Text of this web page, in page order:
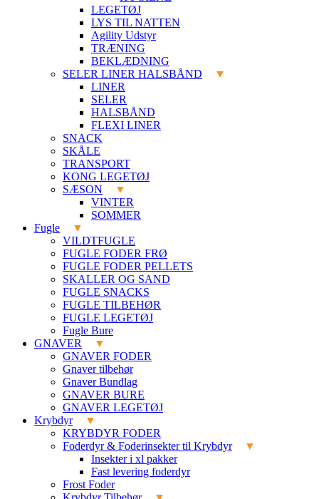
LEGETØJ
LYS TIL NATTEN
Agility Udstyr
TRÆNING
BEKLÆDNING
SELER LINER HALSBÅND
LINER
SELER
HALSBÅND
FLEXI LINER
SNACK
SKÅLE
TRANSPORT
KONG LEGETØJ
SÆSON
VINTER
SOMMER
Fugle
VILDTFUGLE
FUGLE FODER FRØ
FUGLE FODER PELLETS
SKALLER OG SAND
FUGLE SNACKS
FUGLE TILBEHØR
FUGLE LEGETØJ
Fugle Bure
GNAVER
GNAVER FODER
Gnaver tilbehør
Gnaver Bundlag
GNAVER BURE
GNAVER LEGETØJ
Krybdyr
KRYBDYR FODER
Foderdyr & Foderinsekter til Krybdyr
Insekter i xl pakker
Fast levering foderdyr
Frost Foder